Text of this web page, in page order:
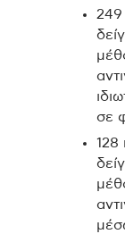
σε
128